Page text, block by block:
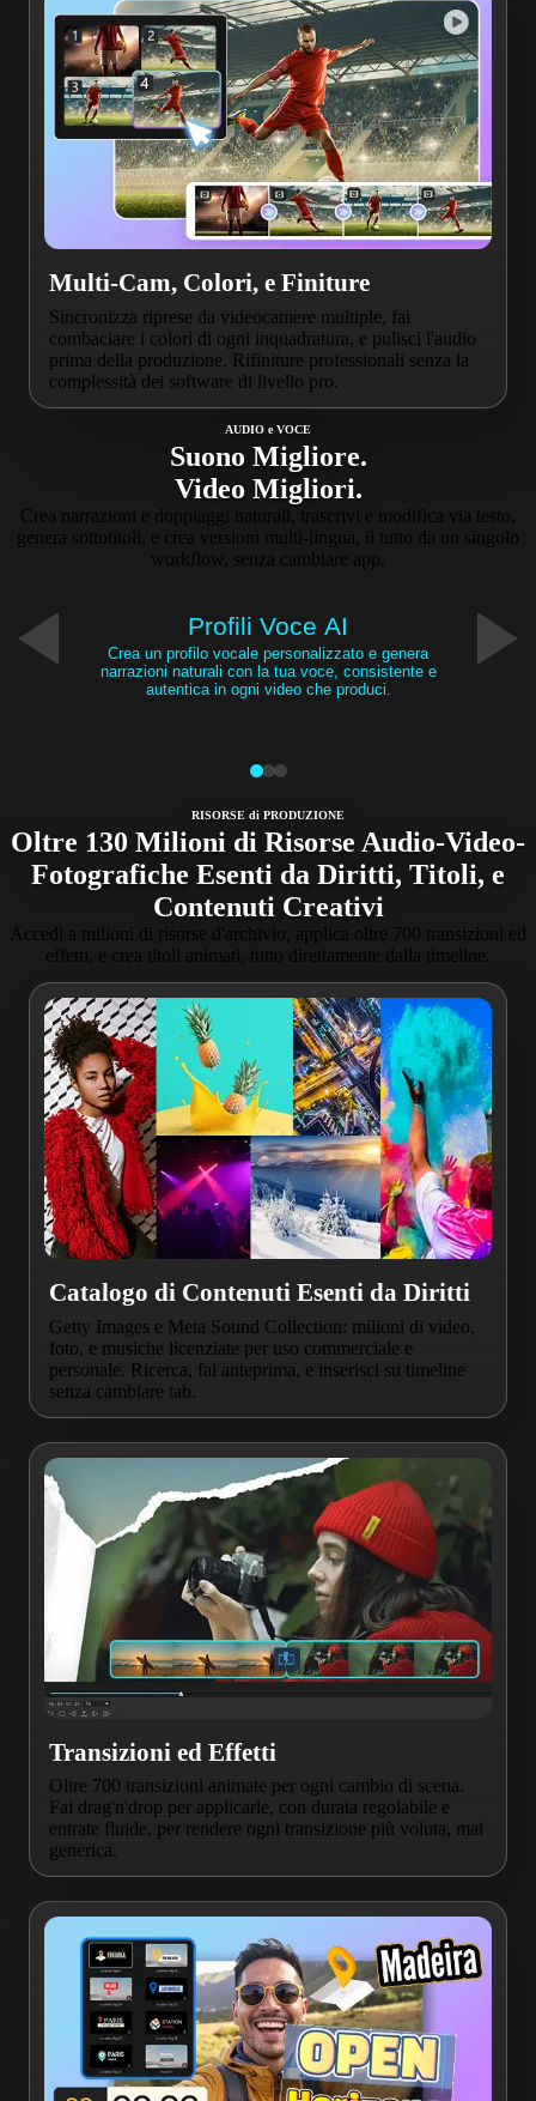
Multi-Cam, Colori, e Finiture
Sincronizza riprese da videocamere multiple, fai
combaciare i colori di ogni inquadratura, e pulisci l'audio
prima della produzione. Rifiniture professionali senza la
complessità dei software di livello pro.
AUDIO e VOCE
Suono Migliore.
Video Migliori.
Crea narrazioni e doppiaggi naturali, trascrivi e modifica via testo,
genera sottotitoli, e crea versioni multi-lingua, il tutto da un singolo
workflow, senza cambiare app.
Profili Voce AI
Crea un profilo vocale personalizzato e genera
narrazioni naturali con la tua voce, consistente e
autentica in ogni video che produci.
RISORSE di PRODUZIONE
Oltre 130 Milioni di Risorse Audio-Video-
Fotografiche Esenti da Diritti, Titoli, e
Contenuti Creativi
Accedi a milioni di risorse d'archivio, applica oltre 700 transizioni ed
effetti, e crea titoli animati, tutto direttamente dalla timeline.​
Catalogo di Contenuti Esenti da Diritti
Getty Images e Meta Sound Collection: milioni di video,
foto, e musiche licenziate per uso commerciale e
personale. Ricerca, fai anteprima, e inserisci su timeline
senza cambiare tab.
Transizioni ed Effetti
Oltre 700 transizioni animate per ogni cambio di scena.
Fai drag'n'drop per applicarle, con durata regolabile e
entrate fluide, per rendere ogni transizione più voluta, mai
generica.